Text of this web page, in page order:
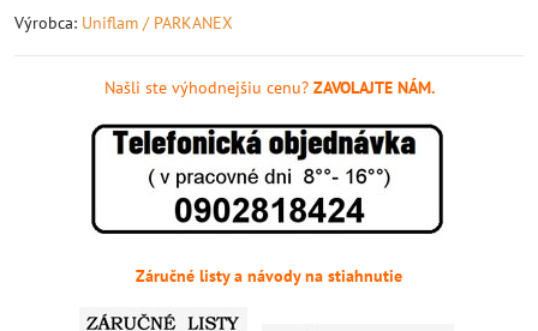
Výrobca: Uniflam / PARKANEX
Našli ste výhodnejšiu cenu?ZAVOLAJTE NÁM.
Záručné listy a návody na stiahnutie